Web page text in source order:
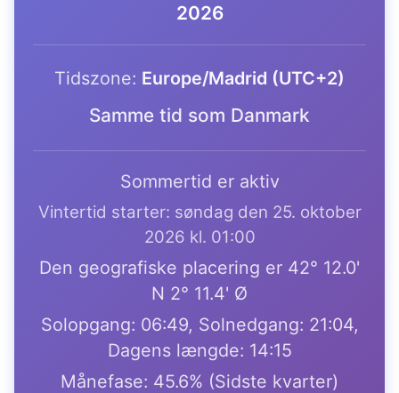
2026
Tidszone: Europe/Madrid (UTC+2)
Samme tid som Danmark
Sommertid er aktiv
Vintertid starter: søndag den 25. oktober
2026 kl. 01:00
Den geografiske placering er 42° 12.0'
N 2° 11.4' Ø
Solopgang: 06:49, Solnedgang: 21:04,
Dagens længde: 14:15
Månefase: 45.6% (Sidste kvarter)